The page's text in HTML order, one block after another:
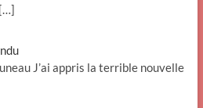
[…]
J’ai appris la terrible nouvelle